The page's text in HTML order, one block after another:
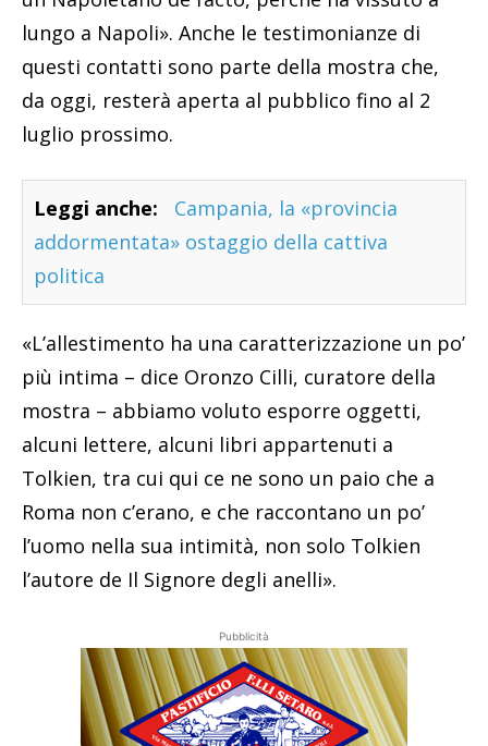
lungo a Napoli». Anche le testimonianze di
questi contatti sono parte della mostra che,
da oggi, resterà aperta al pubblico fino al 2
luglio prossimo.
Leggi anche:
Campania, la «provincia
addormentata» ostaggio della cattiva
politica
«L’allestimento ha una caratterizzazione un po’
più intima – dice Oronzo Cilli, curatore della
mostra – abbiamo voluto esporre oggetti,
alcuni lettere, alcuni libri appartenuti a
Tolkien, tra cui qui ce ne sono un paio che a
Roma non c’erano, e che raccontano un po’
l’uomo nella sua intimità, non solo Tolkien
l’autore de Il Signore degli anelli».
Pubblicità